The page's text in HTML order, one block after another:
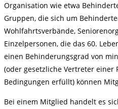
Organisation wie etwa
Gruppen, die sich um
Wohlfahrtsverbände,
Einzelpersonen, die das 60.
einen Behinderungsgrad von
(oder gesetzliche Vertreter einer
Bedingungen erfüllt) können
Bei einem Mitglied handelt es